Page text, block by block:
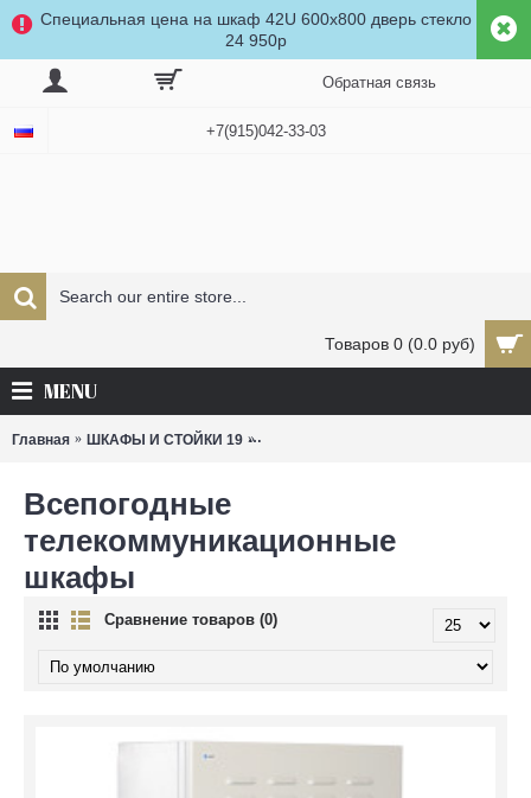
Специальная цена на шкаф 42U 600x800 дверь стекло
24 950р
Обратная связь
+7(915)042-33-03
Товаров 0 (0.0 руб)
MENU
Главная ШКАФЫ И СТОЙКИ 19 Всепогодные
Всепогодные
телекоммуникационные
шкафы
Сравнение товаров (0)